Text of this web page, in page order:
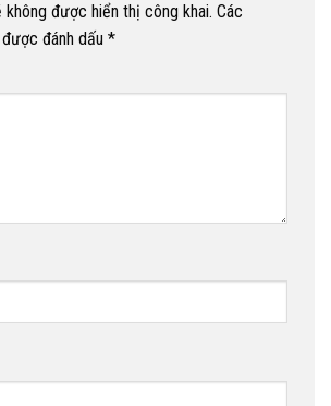
không được hiển thị công khai. Các
đánh dấu *